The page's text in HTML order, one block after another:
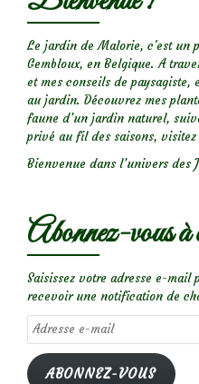
Cherry’
Le jardin de Malorie, c'est un
Gembloux, en Belgique. A
et mes conseils de
au jardin. Découvrez mes
faune d’un jardin naturel,
privé au fil des saisons, visitez
Bienvenue dans l’univers des
Abonnez-vous à
Saisissez votre adresse e-mail
recevoir une notification de
Adresse
e-
mail
ABONNEZ-VOUS